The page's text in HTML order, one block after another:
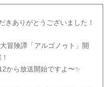
きありがとうございました！
冒険譚「アルゴノゥト」開
から放送開始ですよ〜✨